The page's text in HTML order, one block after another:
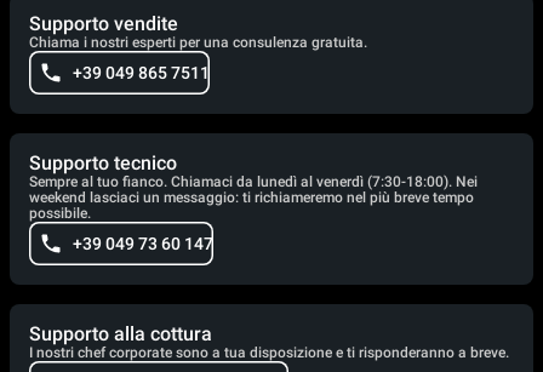
Supporto vendite
Chiama i nostri esperti per una consulenza gratuita.
+39 049 865 7511
Supporto tecnico
Sempre al tuo fianco. Chiamaci da lunedì al venerdì (7:30-18:00). Nei
weekend lasciaci un messaggio: ti richiameremo nel più breve tempo
possibile.
+39 049 73 60 147
Supporto alla cottura
I nostri chef corporate sono a tua disposizione e ti risponderanno a breve.